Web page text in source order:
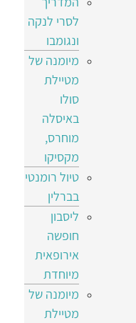
לסרי לנקה
ונגומבו
מיומנה של
מטיילת
סולו
באיסלה
מוחרס,
מקסיקו
טיול רומנטי
בברלין
ליסבון
חופשה
אירופאית
מיוחדת
מיומנה של
מטיילת